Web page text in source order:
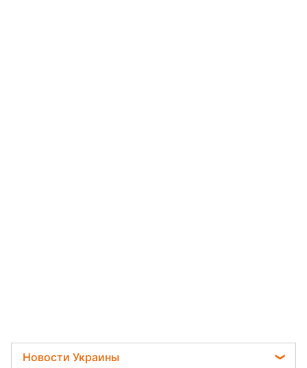
Новости Украины